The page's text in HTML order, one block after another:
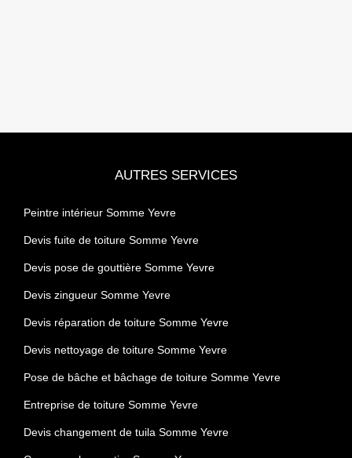
AUTRES SERVICES
Peintre intérieur Somme Yevre
Devis fuite de toiture Somme Yevre
Devis pose de gouttière Somme Yevre
Devis zingueur Somme Yevre
Devis réparation de toiture Somme Yevre
Devis nettoyage de toiture Somme Yevre
Pose de bâche et bâchage de toiture Somme Yevre
Entreprise de toiture Somme Yevre
Devis changement de tuila Somme Yevre